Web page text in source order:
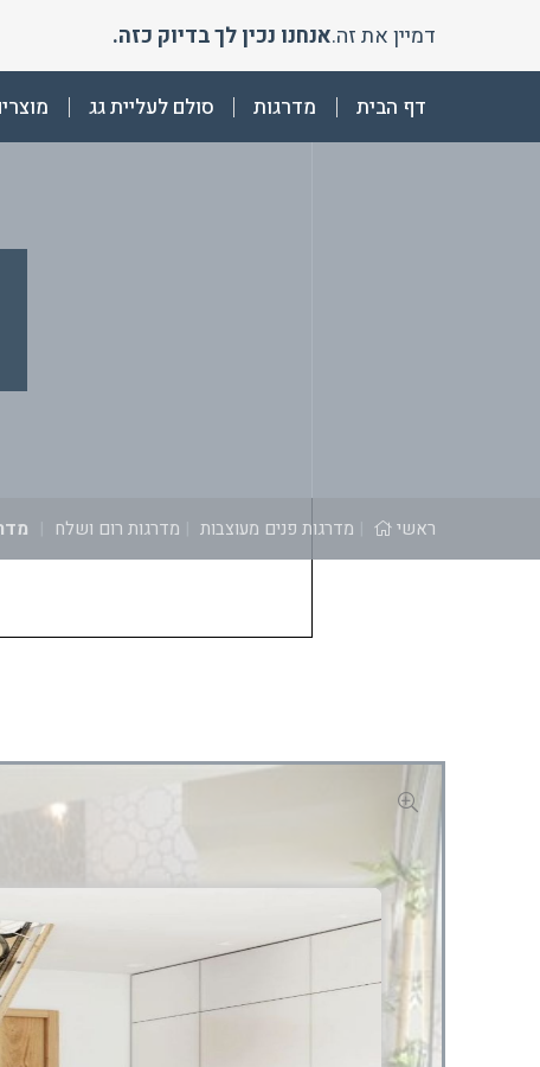
content
דמיין את זה.אנחנו נכין לך בדיוק כזה.
דף הבית מדרגות סולם לעליית גג
ראשי מדרגות פנים מעוצבות מדרגות רום ושלח